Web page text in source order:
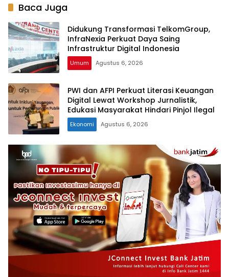
Baca Juga
Didukung Transformasi TelkomGroup,
InfraNexia Perkuat Daya Saing
Infrastruktur Digital Indonesia
Umum Agustus 6, 2026
PWI dan AFPI Perkuat Literasi Keuangan
Digital Lewat Workshop Jurnalistik,
Edukasi Masyarakat Hindari Pinjol Ilegal
Ekonomi Agustus 6, 2026